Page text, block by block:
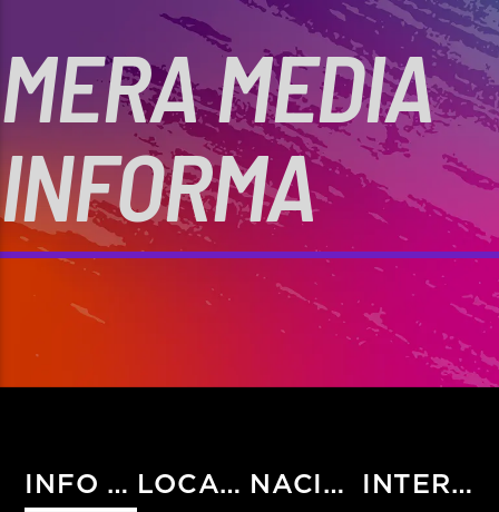
MERA MEDIA
INFORMA
INFO HIST LOCALES NACIONALES INTERNACIONALES